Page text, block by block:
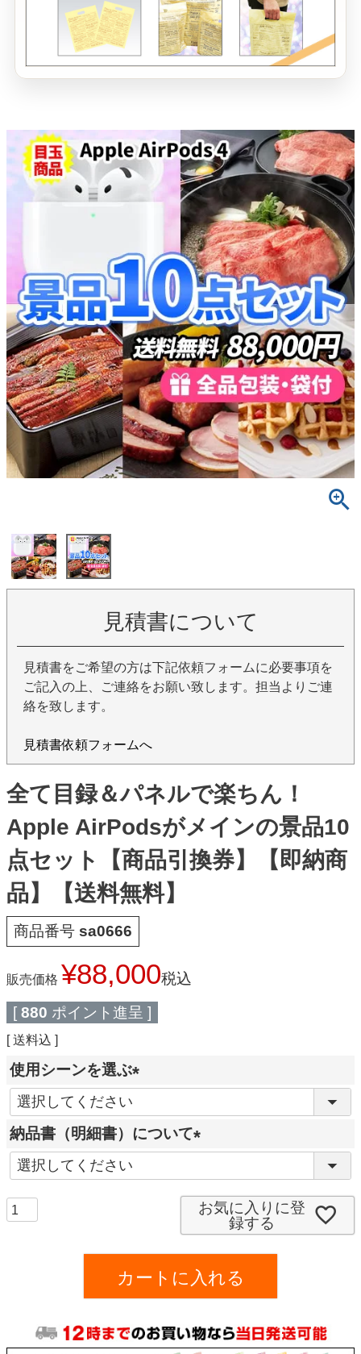
見積書について
見積書をご希望の方は下記依頼フォームに必要事項を
ご記入の上、ご連絡をお願い致します。担当よりご連
絡を致します。
見積書依頼フォームへ
全て目録＆パネルで楽ちん！
Apple AirPodsがメインの景品10
点セット【商品引換券】【即納商
品】【送料無料】
商品番号 sa0666
販売価格 ¥88,000税込
[ 880 ポイント進呈 ]
送料込
使用シーンを選ぶ
必
須
納品書（明細書）について
必
須
お気に入りに登
録する
カートに入れる